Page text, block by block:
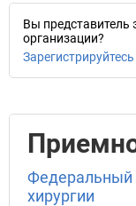
Вы представитель
организации?
Зарегистрируйтесь
Федеральный
хирургии